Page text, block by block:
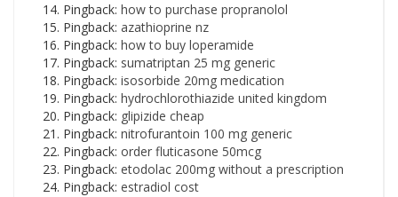
Pingback: how to purchase propranolol
Pingback: azathioprine nz
Pingback: how to buy loperamide
Pingback: sumatriptan 25 mg generic
Pingback: isosorbide 20mg medication
Pingback: hydrochlorothiazide united kingdom
Pingback: glipizide cheap
Pingback: nitrofurantoin 100 mg generic
Pingback: order fluticasone 50mcg
Pingback: etodolac 200mg without a prescription
Pingback: estradiol cost